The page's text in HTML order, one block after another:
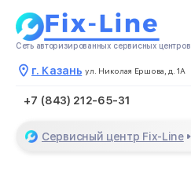
Сеть авторизированных сервисных центров
г. Казань ул. Николая Ершова, д. 1А
+7 (843) 212-65-31
Сервисный центр Fix-Line